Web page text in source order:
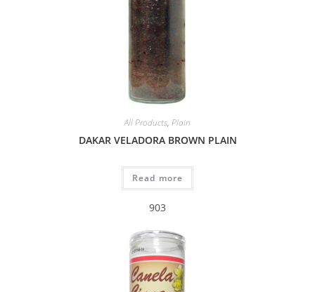
All Products, Plain
DAKAR VELADORA BROWN PLAIN
Read more
903